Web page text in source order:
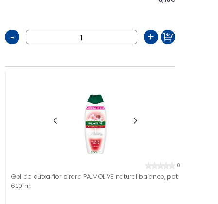
- +
0
Gel de dutxa flor cirera PALMOLIVE natural balance, pot
600 ml